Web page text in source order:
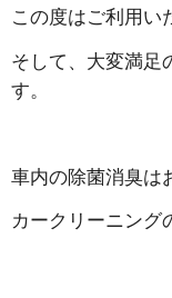
この度はご利用い
そして、大変満足
す。
車内の除菌消臭は
カークリーニング